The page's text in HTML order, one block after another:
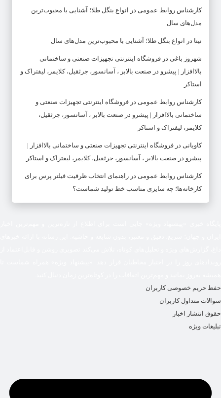
کارشناس روابط عمومی در
انواع بنگل طلا؛ آشنایی با محبوب‌ترین
مدل‌های سال
نینا در انواع بنگل طلا؛ آشنایی با محبوب‌ترین مدل‌های سال
شهروز باغی در فروشگاه اینترنتی تجهیزات صنعتی و ساختمانی
بالاافزار | پیشرو در صنعت بالابر ، آسانسور، جرثقیل، کلایمر، لیفتراک و
استاکر
کارشناس روابط عمومی در فروشگاه اینترنتی تجهیزات صنعتی و
ساختمانی بالاافزار | پیشرو در صنعت بالابر ، آسانسور، جرثقیل،
کلایمر، لیفتراک و استاکر
کاویانی در فروشگاه اینترنتی تجهیزات صنعتی و ساختمانی بالاافزار |
پیشرو در صنعت بالابر ، آسانسور، جرثقیل، کلایمر، لیفتراک و استاکر
کارشناس روابط عمومی در راهنمای انتخاب ظرفیت فیلتر پرس برای
کارخانه‌ها؛ چه سایزی مناسب خط تولید شماست؟
حفظ حریم خصوصی کاربران
سوالات متداول کاربران
حقوق انتشار اخبار
تبلیغات ویژه